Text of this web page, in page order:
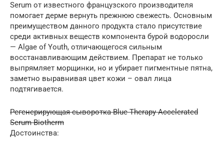
Serum от известного французского производителя
помогает дерме вернуть прежнюю свежесть. Основным
преимуществом данного продукта стало присутствие
среди активных веществ компонента бурой водоросли
— Algae of Youth, отличающегося сильным
восстанавливающим действием. Препарат не только
выпрямляет морщинки, но и убирает пигментные пятна,
заметно выравнивая цвет кожи – овал лица
подтягивается.
Регенерирующая сыворотка Blue Therapy Accelerated
Serum Biotherm
Достоинства: